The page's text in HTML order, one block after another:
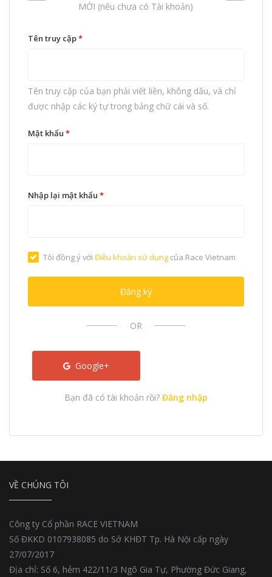
MỚI (nếu chưa có Tài khoản)
Tên truy cập*
Tên truy cập của bạn phải viết liền, không dấu, và chỉ
được nhập các ký tự trong bảng chữ cái và số.
Mật khẩu *
Nhập lại mật khẩu *
Tôi đồng ý với Điều khoản sử dụngcủa Race Vietnam
Đăng ký
OR
Google+
Bạn đã có tài khoản rồi? Đăng nhập
VỀ CHÚNG TÔI
Công ty Cổ phần RACE VIETNAM
Số ĐKKD 0107938085 do Sở KHĐT Tp. Hà Nội cấp ngày
27/07/2017
Địa chỉ: Số 6, hẻm 422/11/3 Ngô Gia Tự, Phường Đức Giang,